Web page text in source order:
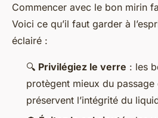
Commencer avec le bon mirin
Voici ce qu’il faut garder à
éclairé :
🔍 Privilégiez le verre : les
protègent mieux du
préservent l’intégrité du